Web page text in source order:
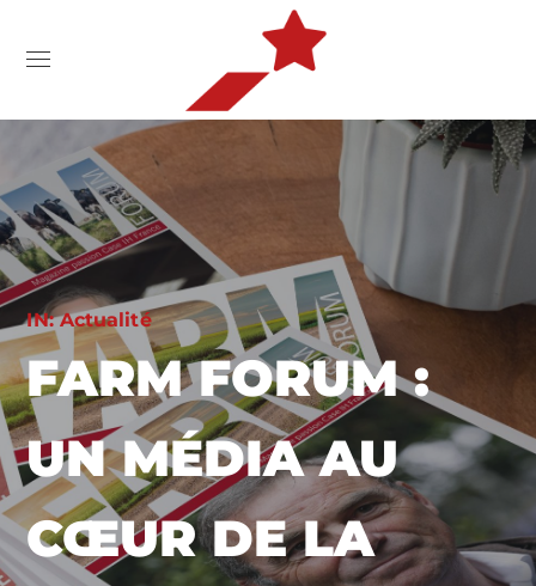
IN: Actualité
FARM FORUM :
UN MÉDIA AU
CŒUR DE LA